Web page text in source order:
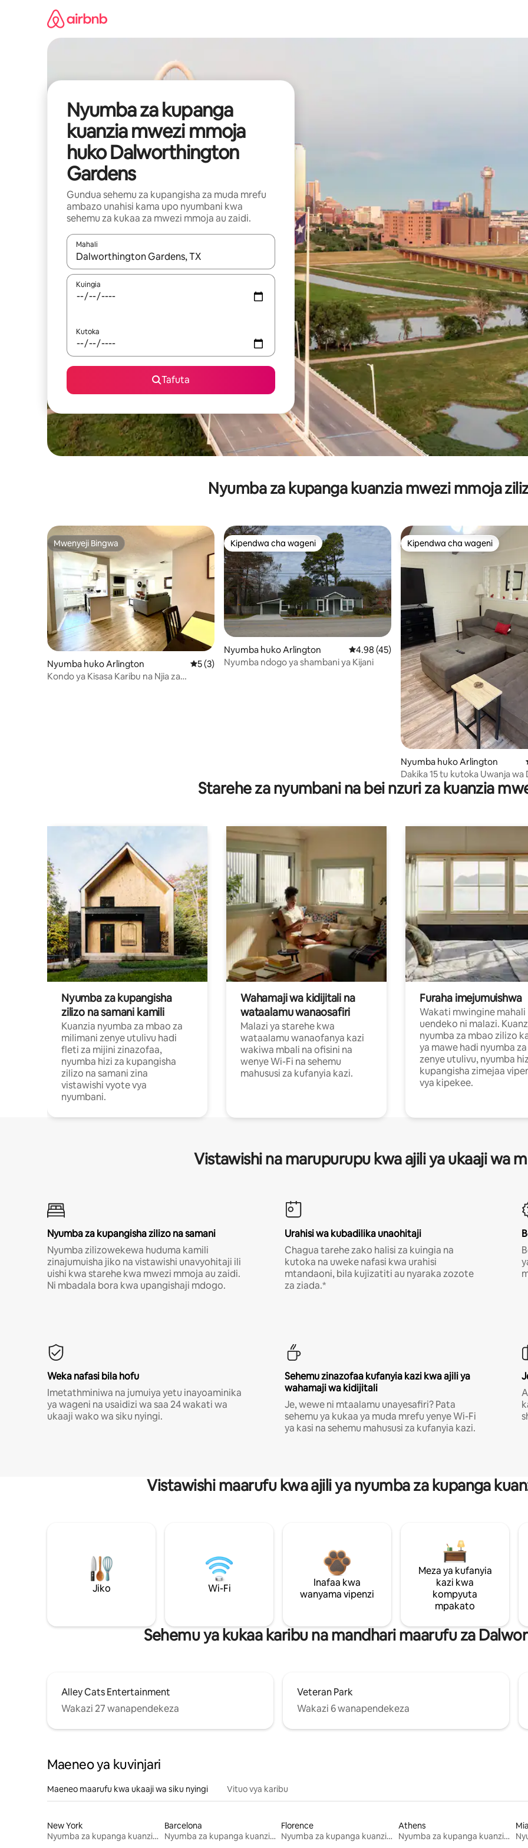
Nyumba za kupanga
kuanzia mwezi mmoja
huko Dalworthington
Gardens
Gundua sehemu za kupangisha za muda mrefu
ambazo unahisi kama upo nyumbani kwa
sehemu za kukaa za mwezi mmoja au zaidi.
Mahali
Wakati matokeo yanapatikana, vinjari kwa kutumia vitufe vya vishale vya juu na chini au uchunguze kwa kugusa au
Kuingia
Kutoka
Tafuta
Nyumba za kupanga kuanzia mwezi mmoja
Mwenyeji Bingwa
Mwenyeji Bingwa
Nyumba huko Arlington Ukadiriaji wa wastani wa 5 kati ya 5, tathmini 3
5 (3)
Kondo ya Kisasa Karibu na Njia za
Kipendwa cha wageni
Kipendwa cha wageni
Nyumba huko Arlington Ukadiriaji wa wastani wa 4.98 kati ya 5,
4.98 (45)
Nyumba ndogo ya shambani ya Kijani
Kipendwa cha wageni
Kipendwa cha wageni
Nyumba huko Arlington
Dakika 15 tu kutoka Uwanja wa
Cowboy/Rangers
Starehe za nyumbani na bei nzuri za kuanzia
Nyumba za kupangisha
zilizo na samani kamili
Kuanzia nyumba za mbao za
milimani zenye utulivu hadi
fleti za mijini zinazofaa,
nyumba hizi za kupangisha
zilizo na samani zina
vistawishi vyote vya
nyumbani.
Wahamaji wa kidijitali na
wataalamu wanaosafiri
Malazi ya starehe kwa
wataalamu wanaofanya kazi
wakiwa mbali na ofisini na
wenye Wi-Fi na sehemu
mahususi za kufanyia kazi.
Furaha imejumuishwa
Wakati mwingine mahali
uendeko ni malazi.
nyumba za mbao zilizo
ya mawe hadi nyumba
zenye utulivu, nyumba
kupangisha zimejaa
vya kipekee.
Vistawishi na marupurupu kwa ajili ya ukaaji wa
Nyumba za kupangisha zilizo na samani
Nyumba zilizowekewa huduma kamili
zinajumuisha jiko na vistawishi unavyohitaji ili
uishi kwa starehe kwa mwezi mmoja au zaidi.
Ni mbadala bora kwa upangishaji mdogo.
Urahisi wa kubadilika unaohitaji
Chagua tarehe zako halisi za kuingia na
kutoka na uweke nafasi kwa urahisi
mtandaoni, bila kujizatiti au nyaraka zozote
za ziada.*
Weka nafasi bila hofu
Imetathminiwa na jumuiya yetu inayoaminika
ya wageni na usaidizi wa saa 24 wakati wa
ukaaji wako wa siku nyingi.
Sehemu zinazofaa kufanyia kazi kwa ajili ya
wahamaji wa kidijitali
Je, wewe ni mtaalamu unayesafiri? Pata
sehemu ya kukaa ya muda mrefu yenye Wi-Fi
ya kasi na sehemu mahususi za kufanyia kazi.
Vistawishi maarufu kwa ajili ya nyumba za kupanga
Jiko Wi-Fi
Inafaa kwa
wanyama vipenzi
Meza ya kufanyia
kazi kwa
kompyuta
mpakato
Sehemu ya kukaa karibu na mandhari maarufu za
Alley Cats Entertainment
Wakazi 27 wanapendekeza
Veteran Park
Wakazi 6 wanapendekeza
Maeneo ya kuvinjari
Maeneo maarufu kwa ukaaji wa siku nyingi Vituo vya karibu
New York
Nyumba za kupanga kuanzia mwezi mmoja
Barcelona
Nyumba za kupanga kuanzia mwezi mmoja
Florence
Nyumba za kupanga kuanzia mwezi mmoja
Athens
Nyumba za kupanga kuanzia mwezi mmoja